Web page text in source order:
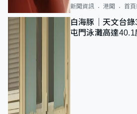
新聞資訊 港聞 首頁
白海豚｜天文台
屯門泳灘高達